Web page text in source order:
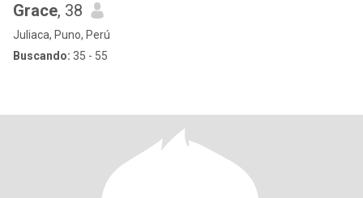
Grace, 38
Juliaca, Puno, Perú
Buscando: 35 - 55